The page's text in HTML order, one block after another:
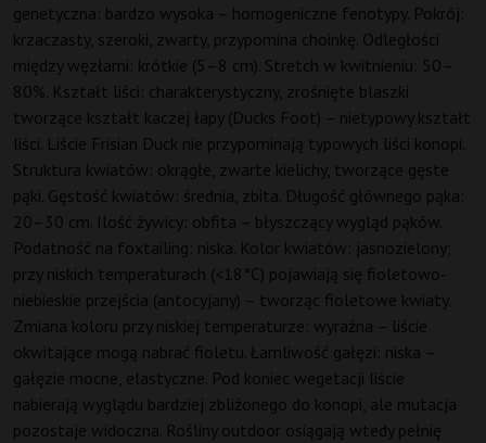
genetyczna: bardzo wysoka – homogeniczne fenotypy. Pokrój:
krzaczasty, szeroki, zwarty, przypomina choinkę. Odległości
między węzłami: krótkie (5–8 cm). Stretch w kwitnieniu: 50–
80%. Kształt liści: charakterystyczny, zrośnięte blaszki
tworzące kształt kaczej łapy (Ducks Foot) – nietypowy kształt
liści. Liście Frisian Duck nie przypominają typowych liści konopi.
Struktura kwiatów: okrągłe, zwarte kielichy, tworzące gęste
pąki. Gęstość kwiatów: średnia, zbita. Długość głównego pąka:
20–30 cm. Ilość żywicy: obfita – błyszczący wygląd pąków.
Podatność na foxtailing: niska. Kolor kwiatów: jasnozielony;
przy niskich temperaturach (<18°C) pojawiają się fioletowo-
niebieskie przejścia (antocyjany) – tworząc fioletowe kwiaty.
Zmiana koloru przy niskiej temperaturze: wyraźna – liście
okwitające mogą nabrać fioletu. Łamliwość gałęzi: niska –
gałęzie mocne, elastyczne. Pod koniec wegetacji liście
nabierają wyglądu bardziej zbliżonego do konopi, ale mutacja
pozostaje widoczna. Rośliny outdoor osiągają wtedy pełnię